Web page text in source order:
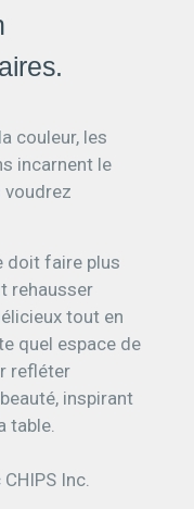
couleur, les
incarnent le
voudrez
doit faire plus
rehausser
tout en
quel espace de
refléter
inspirant
table.
Inc.